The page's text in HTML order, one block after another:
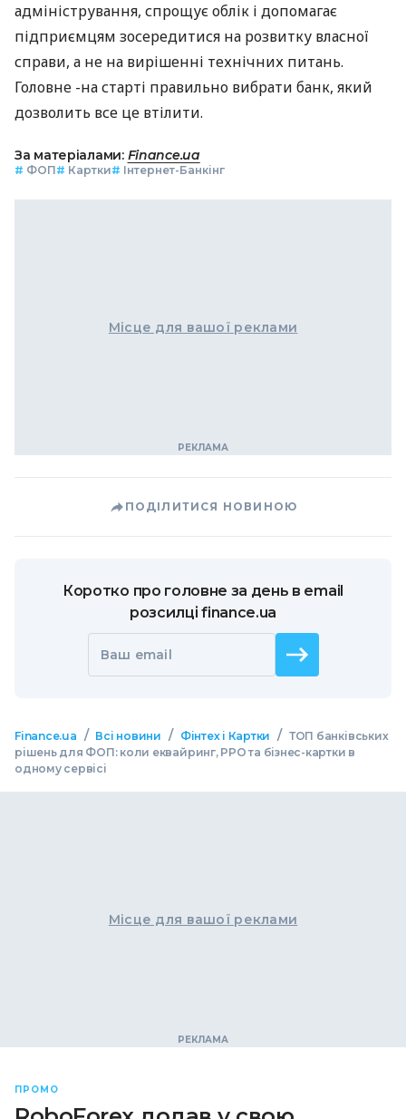
адміністрування, спрощує облік і допомагає
підприємцям зосередитися на розвитку власної
справи, а не на вирішенні технічних питань.
Головне -на старті правильно вибрати банк, який
дозволить все це втілити.
За матеріалами: Finance.ua
# ФОП# Картки# Інтернет-Банкінг
Місце для вашої реклами
ПОДІЛИТИСЯ НОВИНОЮ
Коротко про головне за день в email
розсилці finance.ua
Ваш email
Finance.ua / Всі новини / Фінтех і Картки / ТОП банківських
рішень для ФОП: коли еквайринг, РРО та бізнес-картки в
одному сервісі
Місце для вашої реклами
ПРОМО